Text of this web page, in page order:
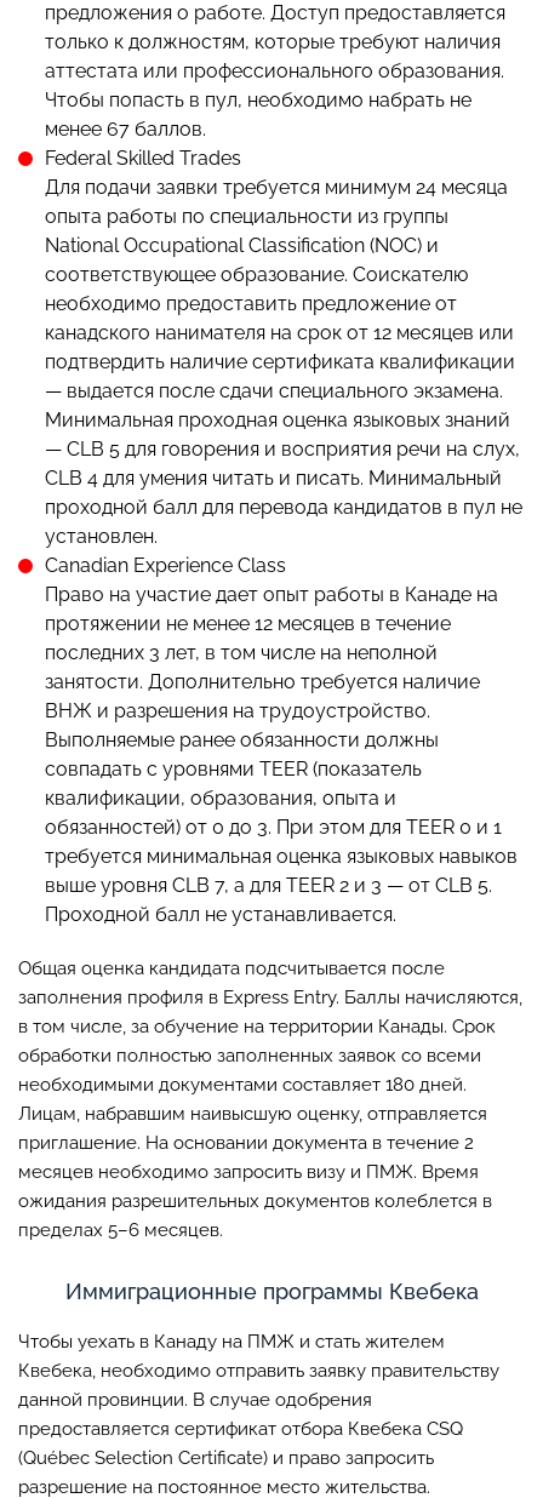
предложения о работе. Доступ предоставляется
только к должностям, которые требуют наличия
аттестата или профессионального образования.
Чтобы попасть в пул, необходимо набрать не
менее 67 баллов.
Federal Skilled Trades
Для подачи заявки требуется минимум 24 месяца
опыта работы по специальности из группы
National Occupational Classification (NOC) и
соответствующее образование. Соискателю
необходимо предоставить предложение от
канадского нанимателя на срок от 12 месяцев или
подтвердить наличие сертификата квалификации
— выдается после сдачи специального экзамена.
Минимальная проходная оценка языковых знаний
— CLB 5 для говорения и восприятия речи на слух,
CLB 4 для умения читать и писать. Минимальный
проходной балл для перевода кандидатов в пул не
установлен.
Canadian Experience Class
Право на участие дает опыт работы в Канаде на
протяжении не менее 12 месяцев в течение
последних 3 лет, в том числе на неполной
занятости. Дополнительно требуется наличие
ВНЖ и разрешения на трудоустройство.
Выполняемые ранее обязанности должны
совпадать с уровнями TEER (показатель
квалификации, образования, опыта и
обязанностей) от 0 до 3. При этом для TEER 0 и 1
требуется минимальная оценка языковых навыков
выше уровня CLB 7, а для TEER 2 и 3 — от CLB 5.
Проходной балл не устанавливается.
Общая оценка кандидата подсчитывается после
заполнения профиля в Express Entry. Баллы начисляются,
в том числе, за обучение на территории Канады. Срок
обработки полностью заполненных заявок со всеми
необходимыми документами составляет 180 дней.
Лицам, набравшим наивысшую оценку, отправляется
приглашение. На основании документа в течение 2
месяцев необходимо запросить визу и ПМЖ. Время
ожидания разрешительных документов колеблется в
пределах 5–6 месяцев.
Иммиграционные программы Квебека
Чтобы уехать в Канаду на ПМЖ и стать жителем
Квебека, необходимо отправить заявку правительству
данной провинции. В случае одобрения
предоставляется сертификат отбора Квебека CSQ
(Québec Selection Certificate) и право запросить
разрешение на постоянное место жительства.